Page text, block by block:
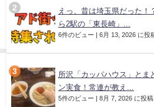
えっ、昔は埼玉県だった！
ら2駅の「東長崎」...
6件のビュー | 6月 13, 2026 に投
所沢「カッパハウス」とま
ン実食！常連が教え...
5件のビュー | 8月 7, 2026 に投